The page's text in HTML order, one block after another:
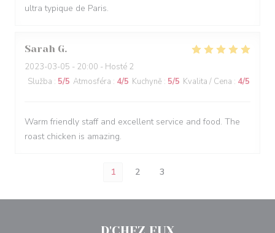
ultra typique de Paris.
Sarah G
2023-03-05 - 20:00 - Hosté 2
Služba : 5/5 Atmosféra : 4/5 Kuchyně : 5/5 Kvalita / Cena : 4/5
Warm friendly staff and excellent service and food. The
roast chicken is amazing.
1 2 3